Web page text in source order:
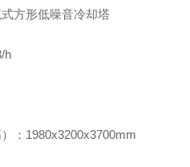
方形低噪音冷却塔
h
：1980x3200x3700mm